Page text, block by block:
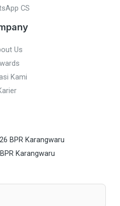
CS
Us
Kami
BPR Karangwaru
Karangwaru